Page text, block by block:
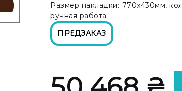
Размер накладки: 770x430мм,
ручная работа
ПРЕДЗАКАЗ